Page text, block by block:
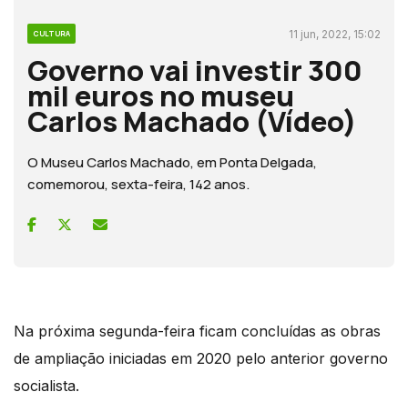
CULTURA 11 jun, 2022, 15:02
Governo vai investir 300
mil euros no museu
Carlos Machado (Vídeo)
O Museu Carlos Machado, em Ponta Delgada,
comemorou, sexta-feira, 142 anos.
Na próxima segunda-feira ficam concluídas as obras
de ampliação iniciadas em 2020 pelo anterior governo
socialista.